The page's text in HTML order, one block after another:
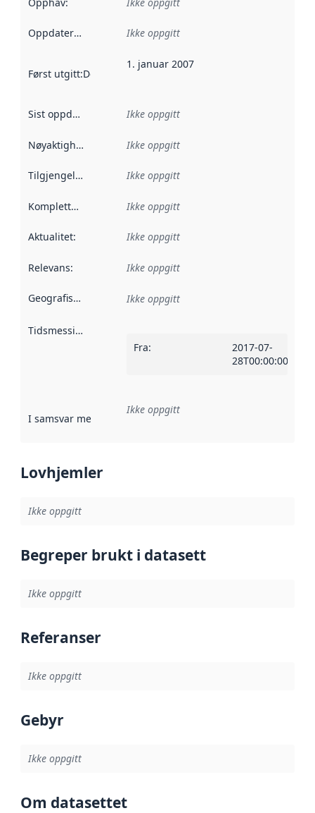
Oppdateringsfrekvens :
Ikke oppgitt
Først utgitt:Denne datoen sier når dataene i dette
1. januar 2007
Sist oppdatert Ikke oppgitt
Nøyaktighet Ikke oppgitt
Tilgjengelighet Ikke oppgitt
Kompletthet Ikke oppgitt
Aktualitet: Ikke oppgitt
Relevans: Ikke oppgitt
Geografisk avgrensning :
Ikke oppgitt
Tidsmessig avgrensning
Fra:
2017-07-
28T00:00:00Z
I samsvar med Referanse til en implementasjonsregel
Ikke oppgitt
Lovhjemler
Ikke oppgitt
Begreper brukt i datasett
Ikke oppgitt
Referanser
Ikke oppgitt
Gebyr
Ikke oppgitt
Om datasettet